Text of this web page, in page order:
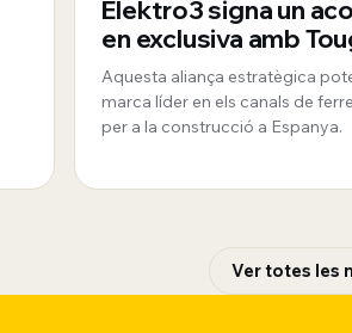
Elektro3 signa un
en exclusiva amb
Aquesta aliança estratègica
marca líder en els canals de
per a la construcció a Espanya.
Ver totes les